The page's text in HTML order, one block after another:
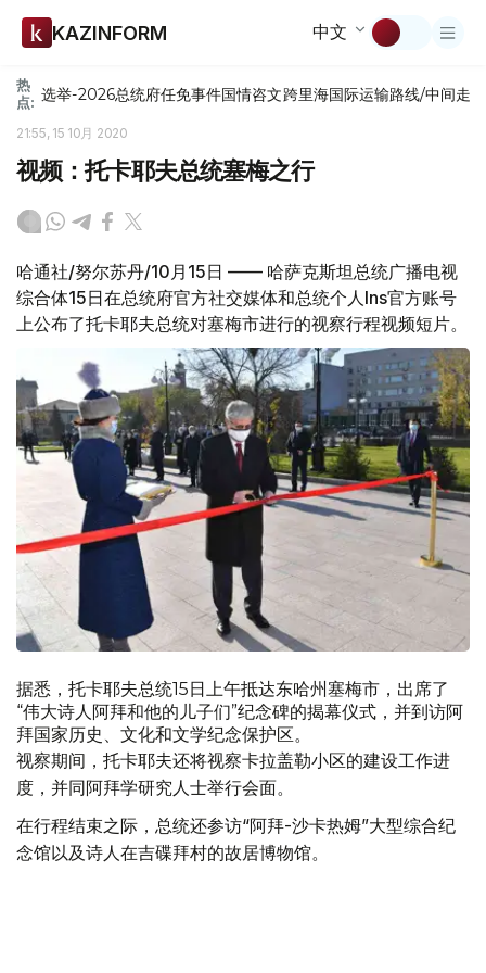
KAZINFORM 中文
热
点: 选举-2026总统府任免事件国情咨文跨里海国际运输路线/中间走廊
21:55, 15 10月 2020
视频：托卡耶夫总统塞梅之行
哈通社/努尔苏丹/10月15日 —— 哈萨克斯坦总统广播电视
综合体15日在总统府官方社交媒体和总统个人Ins官方账号
上公布了托卡耶夫总统对塞梅市进行的视察行程视频短片。
据悉，托卡耶夫总统15日上午抵达东哈州塞梅市，出席了
“伟大诗人阿拜和他的儿子们”纪念碑的揭幕仪式，并到访阿
拜国家历史、文化和文学纪念保护区。
视察期间，托卡耶夫还将视察卡拉盖勒小区的建设工作进
度，并同阿拜学研究人士举行会面。
在行程结束之际，总统还参访“阿拜-沙卡热姆”大型综合纪
念馆以及诗人在吉碟拜村的故居博物馆。